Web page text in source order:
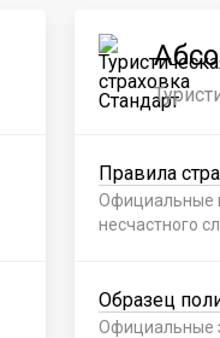
Правила
Официальные
несчастного
Образец
Официальные